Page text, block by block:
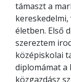
támaszt a
életben. Első
szereztem
középiskolai
diplomámat a
közgazdász